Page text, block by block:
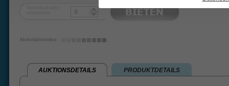
Aktivitätsindex:
AUKTIONSDETAILS PRODUKTDETAILS